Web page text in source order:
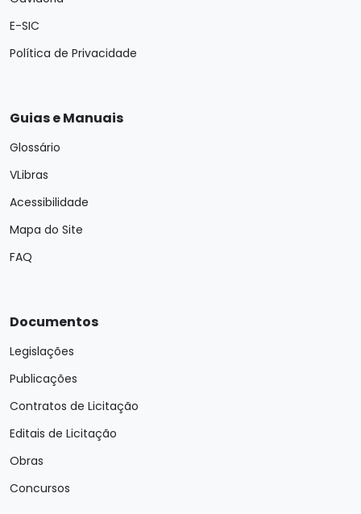
E-SIC
Política de Privacidade
Guias e Manuais
Glossário
VLibras
Acessibilidade
Mapa do Site
FAQ
Documentos
Legislações
Publicações
Contratos de Licitação
Editais de Licitação
Obras
Concursos